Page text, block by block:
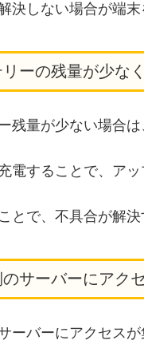
決しない場合が端
ーの残量が少な
残量が少ない場合
電することで、ア
とで、不具合が解決
サーバーにアク
ーバーにアクセス